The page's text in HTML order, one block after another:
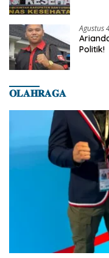
Agustus
Politik!
𝐎𝐋𝐀𝐇𝐑𝐀𝐆𝐀